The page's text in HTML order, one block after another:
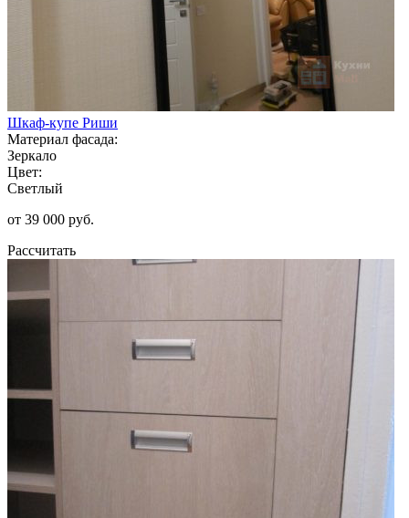
Шкаф-купе Риши
Материал фасада:
Зеркало
Цвет:
Светлый
от 39 000 руб.
Рассчитать